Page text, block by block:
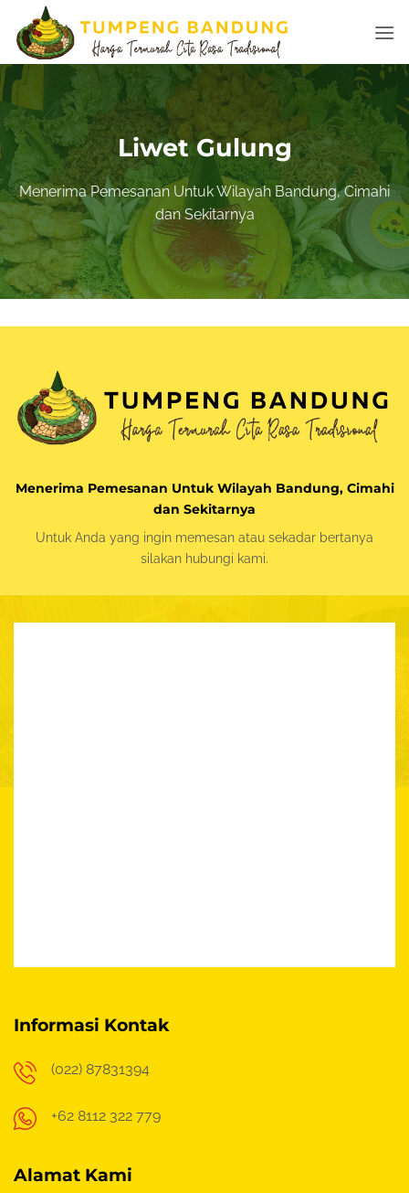
content
Liwet Gulung
Menerima Pemesanan Untuk WilayahBandung, Cimahi
danSekitarnya
Menerima Pemesanan Untuk Wilayah Bandung, Cimahi
dan Sekitarnya
Untuk Anda yang ingin memesan atau sekadar bertanya
silakan hubungi kami.
Informasi Kontak
(022) 87831394
+62 8112 322 779
Alamat Kami